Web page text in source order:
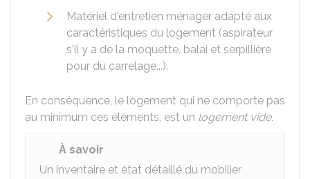
Matériel d'entretien ménager adapté aux
caractéristiques du logement (aspirateur
s'il y a de la moquette, balai et serpillière
pour du carrelage...).
En conséquence, le logement qui ne comporte pas
au minimum ces éléments, est un logement vide.
À savoir
Un inventaire et état détaillé du mobilier